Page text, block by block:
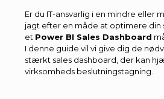
Er du IT-ansvarlig i en mindre eller
jagt efter en måde at optimere din
et Power BI Sales Dashboard
I denne guide vil vi give dig de
stærkt sales dashboard, der kan
virksomheds beslutningstagning.